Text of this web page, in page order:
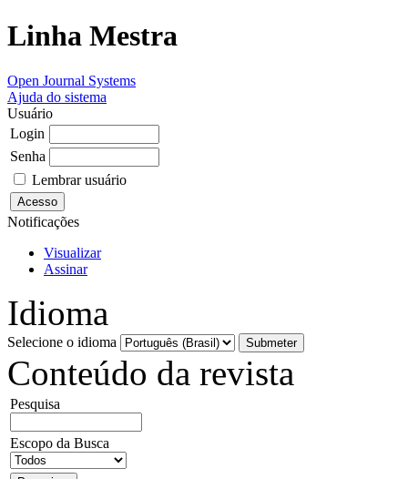
Linha Mestra
Open Journal Systems
Ajuda do sistema
Usuário
Login
Senha
Lembrar usuário
Notificações
Visualizar
Assinar
Idioma
Selecione o idioma
Conteúdo da revista
Pesquisa
Escopo da Busca